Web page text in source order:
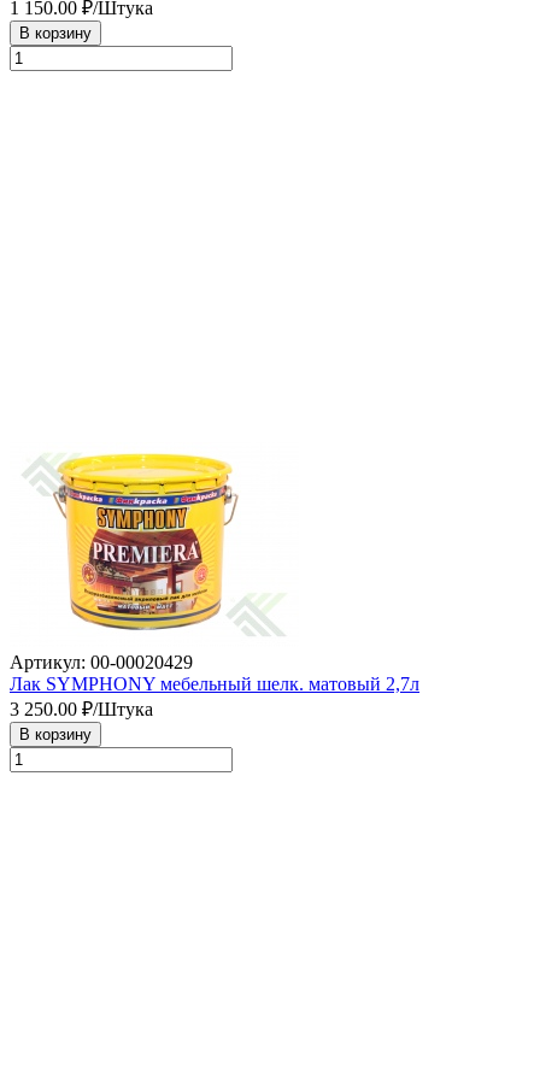
1 150.00 ₽/Штука
В корзину
Артикул: 00-00020429
Лак SYMPHONY мебельный шелк. матовый 2,7л
3 250.00 ₽/Штука
В корзину